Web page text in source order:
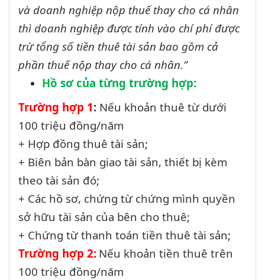
và doanh nghiệp nộp thuế thay cho cá nhân
thì doanh nghiệp được tính vào chí phí được
trừ tổng số tiền thuê tài sản bao gồm cả
phần thuế nộp thay cho cá nhân.”
Hồ sơ của từng trường hợp:
Trường hợp 1: Nếu khoản thuê từ dưới
100 triệu đồng/năm
+ Hợp đồng thuê tài sản;
+ Biên bản bàn giao tài sản, thiết bị kèm
theo tài sản đó;
+ Các hồ sơ, chứng từ chứng mình quyền
sở hữu tài sản của bên cho thuê;
+ Chứng từ thanh toán tiền thuê tài sản;
Trường hợp 2: Nếu khoản tiền thuê trên
100 triệu đồng/năm